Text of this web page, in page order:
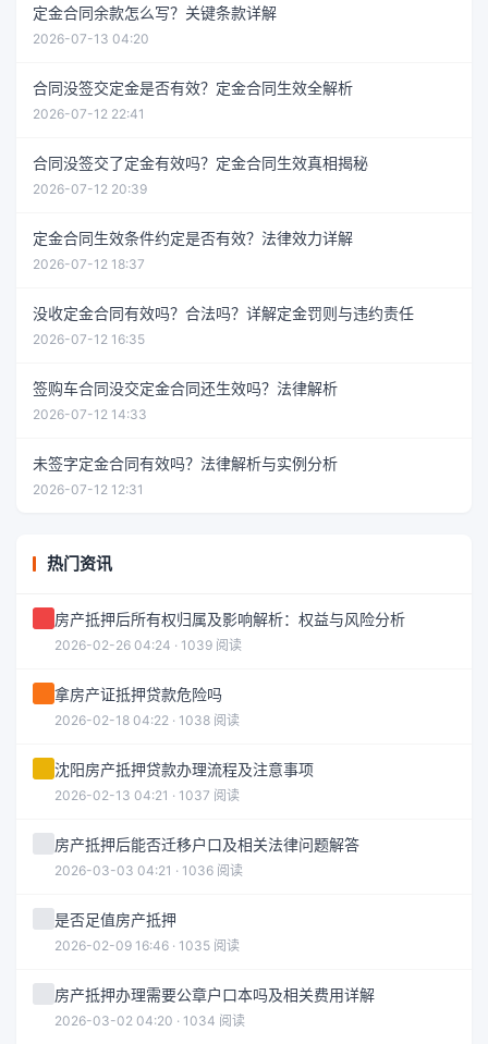
定金合同余款怎么写？关键条款详解
2026-07-13 04:20
合同没签交定金是否有效？定金合同生效全解析
2026-07-12 22:41
合同没签交了定金有效吗？定金合同生效真相揭秘
2026-07-12 20:39
定金合同生效条件约定是否有效？法律效力详解
2026-07-12 18:37
没收定金合同有效吗？合法吗？详解定金罚则与违约责任
2026-07-12 16:35
签购车合同没交定金合同还生效吗？法律解析
2026-07-12 14:33
未签字定金合同有效吗？法律解析与实例分析
2026-07-12 12:31
热门资讯
房产抵押后所有权归属及影响解析：权益与风险分析
2026-02-26 04:24 · 1039 阅读
拿房产证抵押贷款危险吗
2026-02-18 04:22 · 1038 阅读
沈阳房产抵押贷款办理流程及注意事项
2026-02-13 04:21 · 1037 阅读
房产抵押后能否迁移户口及相关法律问题解答
2026-03-03 04:21 · 1036 阅读
是否足值房产抵押
2026-02-09 16:46 · 1035 阅读
房产抵押办理需要公章户口本吗及相关费用详解
2026-03-02 04:20 · 1034 阅读